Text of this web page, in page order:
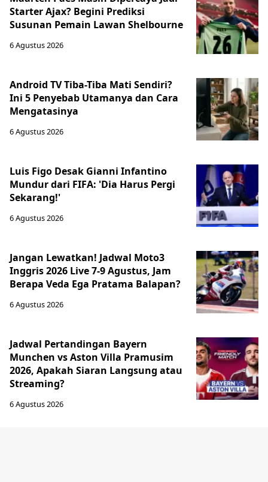
Starter Ajax? Begini Prediksi
Susunan Pemain Lawan Shelbourne
6 Agustus 2026
Android TV Tiba-Tiba Mati Sendiri?
Ini 5 Penyebab Utamanya dan Cara
Mengatasinya
6 Agustus 2026
Luis Figo Desak Gianni Infantino
Mundur dari FIFA: 'Dia Harus Pergi
Sekarang!'
6 Agustus 2026
Jangan Lewatkan! Jadwal Moto3
Inggris 2026 Live 7-9 Agustus, Jam
Berapa Veda Ega Pratama Balapan?
6 Agustus 2026
Jadwal Pertandingan Bayern
Munchen vs Aston Villa Pramusim
2026, Apakah Siaran Langsung atau
Streaming?
6 Agustus 2026